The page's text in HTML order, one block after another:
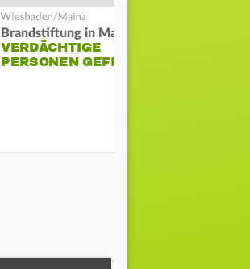
VERDÄCHTIGE
PERSONEN GEFILMT